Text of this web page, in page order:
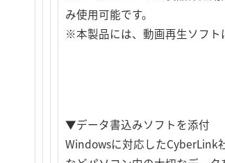
み使用可能です。
※本製品には、動画再生ソフト
▼データ書込みソフトを添付
Windowsに対応したCyberLink